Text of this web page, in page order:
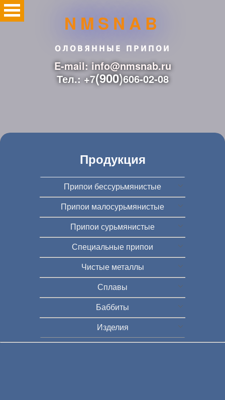
NMSNAB
ОЛОВЯННЫЕ ПРИПОИ
E-mail: info@nmsnab.ru
Тел.: +7(900)606-02-08
Продукция
Припои бессурьмянистые
Припои малосурьмянистые
Припои сурьмянистые
Специальные припои
Чистые металлы
Сплавы
Баббиты
Изделия